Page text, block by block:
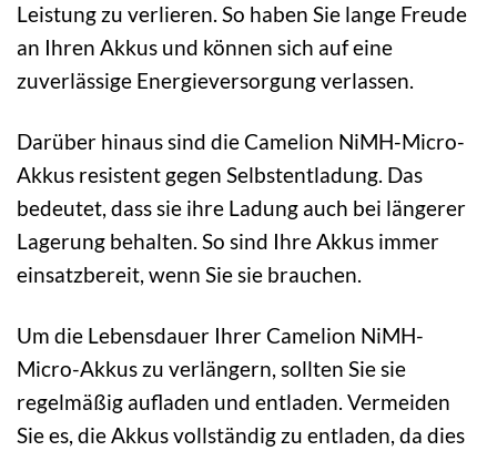
Leistung zu verlieren. So haben Sie lange Freude
an Ihren Akkus und können sich auf eine
zuverlässige Energieversorgung verlassen.
Darüber hinaus sind die Camelion NiMH-Micro-
Akkus resistent gegen Selbstentladung. Das
bedeutet, dass sie ihre Ladung auch bei längerer
Lagerung behalten. So sind Ihre Akkus immer
einsatzbereit, wenn Sie sie brauchen.
Um die Lebensdauer Ihrer Camelion NiMH-
Micro-Akkus zu verlängern, sollten Sie sie
regelmäßig aufladen und entladen. Vermeiden
Sie es, die Akkus vollständig zu entladen, da dies